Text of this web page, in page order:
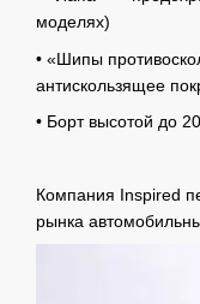
моделях)
• «Шипы
антискользящее
• Борт высотой до
Компания Inspired
рынка